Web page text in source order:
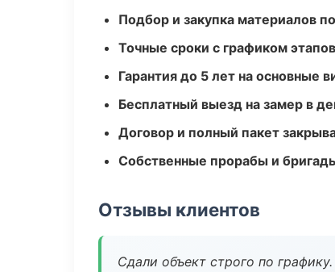
Подбор и закупка материалов
Точные сроки с графиком
Гарантия до 5 лет на основные
Бесплатный выезд на замер в
Договор и полный пакет
Собственные прорабы и
Отзывы клиентов
Сдали объект строго по